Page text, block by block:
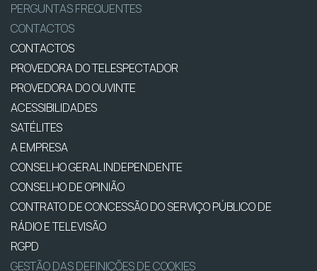
PERGUNTAS FREQUENTES
CONTACTOS
CONTACTOS
PROVEDORA DO TELESPECTADOR
PROVEDORA DO OUVINTE
ACESSIBILIDADES
SATÉLITES
A EMPRESA
CONSELHO GERAL INDEPENDENTE
CONSELHO DE OPINIÃO
CONTRATO DE CONCESSÃO DO SERVIÇO PÚBLICO DE
RÁDIO E TELEVISÃO
RGPD
GESTÃO DAS DEFINIÇÕES DE COOKIES